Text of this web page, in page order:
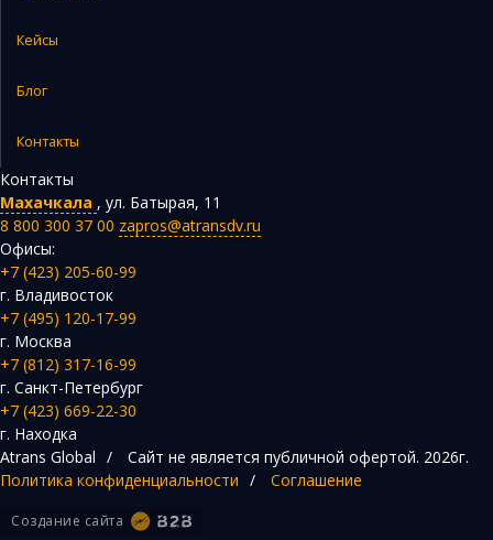
Кейсы
Блог
Контакты
Контакты
Махачкала , ул. Батырая, 11
8 800 300 37 00 zapros@atransdv.ru
Офисы:
+7 (423) 205-60-99
г. Владивосток
+7 (495) 120-17-99
г. Москва
+7 (812) 317-16-99
г. Санкт-Петербург
+7 (423) 669-22-30
г. Находка
Atrans Global / Сайт не является публичной офертой. 2026г.
Политика конфиденциальности / Соглашение
Создание сайта